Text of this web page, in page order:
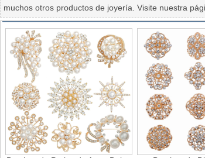
muchos otros productos de joyería. Visite nuestra